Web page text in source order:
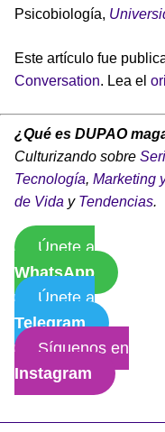
Psicobiología,
Este artículo fue
Conversation. Lea el
¿Qué es DUPAO
Culturizando sobre
Tecnología, Marketing
de Vida y Tendencias.
Únete a
WhatsApp
Únete a
Telegram
Síguenos en
Instagram